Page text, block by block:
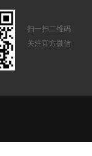
扫一扫二维码
关注官方微信